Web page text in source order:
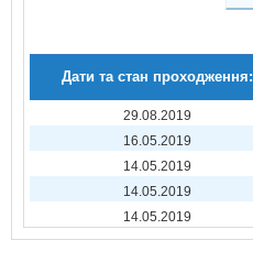
Дати та стан проходження:
29.08.2019
16.05.2019
14.05.2019
14.05.2019
14.05.2019